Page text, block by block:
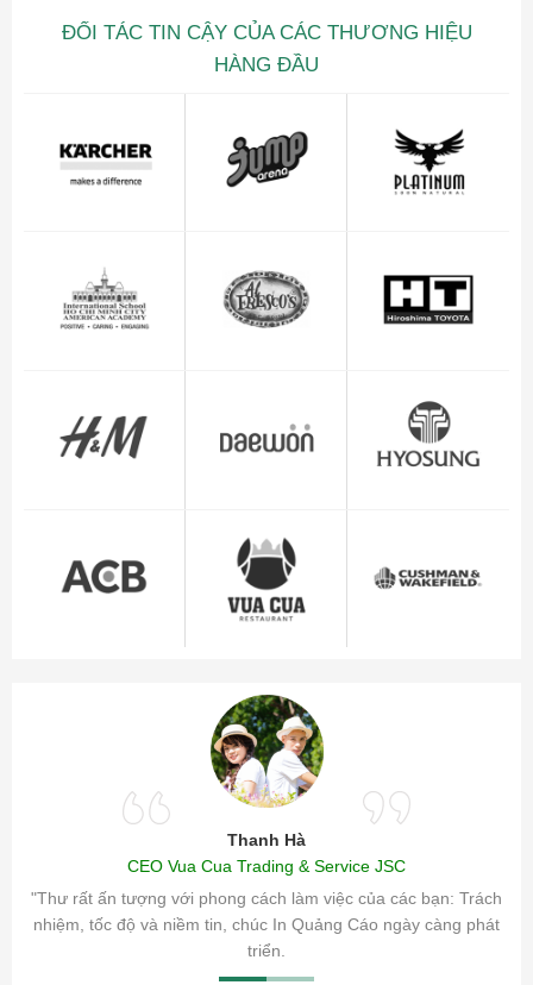
ĐỐI TÁC TIN CẬY CỦA CÁC THƯƠNG HIỆU
HÀNG ĐẦU
Thanh Hà
CEO Vua Cua Trading & Service JSC
"Thư rất ấn tượng với phong cách làm việc của các bạn: Trách
nhiệm, tốc độ và niềm tin, chúc In Quảng Cáo ngày càng phát
triển.
sóc